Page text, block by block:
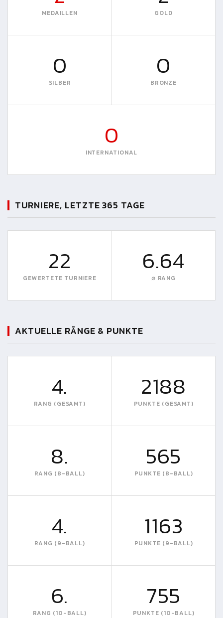
MEDAILLEN GOLD
0
SILBER
0
BRONZE
0
INTERNATIONAL
TURNIERE, LETZTE 365 TAGE
22
GEWERTETE TURNIERE
6.64
∅ RANG
AKTUELLE RÄNGE & PUNKTE
4.
RANG (GESAMT)
2188
PUNKTE (GESAMT)
8.
RANG (8-BALL)
565
PUNKTE (8-BALL)
4.
RANG (9-BALL)
1163
PUNKTE (9-BALL)
6.
RANG (10-BALL)
755
PUNKTE (10-BALL)